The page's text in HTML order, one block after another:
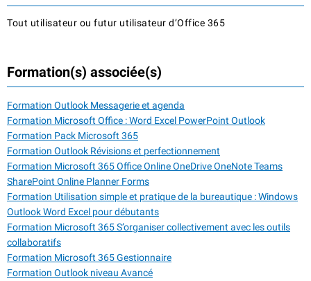
Tout utilisateur ou futur utilisateur d’Office 365
Formation(s) associée(s)
Formation Outlook Messagerie et agenda
Formation Microsoft Office : Word Excel PowerPoint Outlook
Formation Pack Microsoft 365
Formation Outlook Révisions et perfectionnement
Formation Microsoft 365 Office Online OneDrive OneNote Teams
SharePoint Online Planner Forms
Formation Utilisation simple et pratique de la bureautique : Windows
Outlook Word Excel pour débutants
Formation Microsoft 365 S’organiser collectivement avec les outils
collaboratifs
Formation Microsoft 365 Gestionnaire
Formation Outlook niveau Avancé